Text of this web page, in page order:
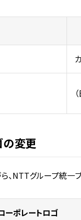
の変更
、NTTグループ統一
ーポレートロゴ